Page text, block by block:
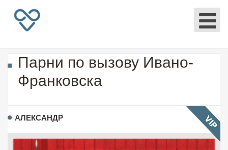
Парни по вызову Ивано-
Франковска
АЛЕКСАНДР